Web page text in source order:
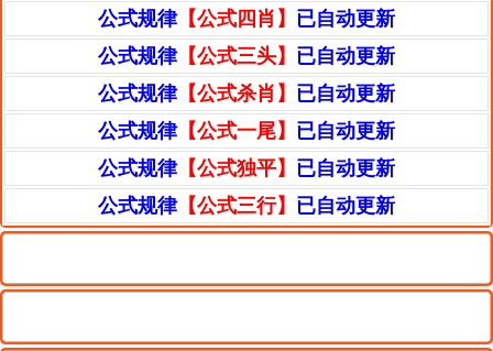
公式规律【公式四肖】 已自动更新
公式规律【公式三头】 已自动更新
公式规律【公式杀肖】 已自动更新
公式规律【公式一尾】 已自动更新
公式规律【公式独平】 已自动更新
公式规律【公式三行】 已自动更新